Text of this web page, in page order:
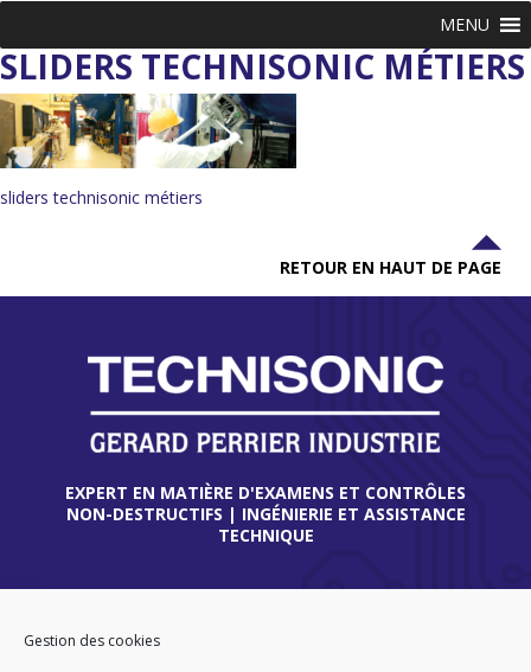
Gestion des cookies
MENU
SLIDERS TECHNISONIC MÉTIERS
sliders technisonic métiers
RETOUR EN HAUT DE PAGE
EXPERT EN MATIÈRE D'EXAMENS ET CONTRÔLES
NON-DESTRUCTIFS | INGÉNIERIE ET ASSISTANCE
TECHNIQUE
THIONVILLE